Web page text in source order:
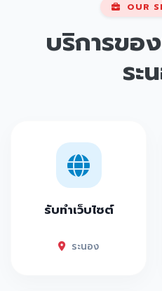
OUR
บริการขอ
ระ
รับทำเว็บไซต์
ระนอง